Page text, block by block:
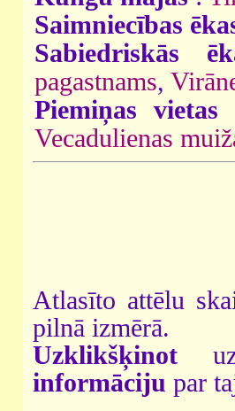
Saimniecības
Sabiedriskās
pagastnams,
Piemiņas vietas
Vecadulienas
Atlasīto attēlu
pilnā izmērā.
Uzklikšķinot
informāciju par